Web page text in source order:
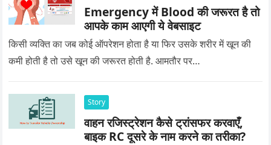
Emergency में Blood की जरूरत है तो
आपके काम आएगी ये वेबसाइट
किसी व्यक्ति का जब कोई ऑपरेशन होता है या फिर उसके शरीर में खून की
कमी होती है तो उसे खून की जरूरत होती है. आमतौर पर…
Story
वाहन रजिस्ट्रेशन कैसे ट्रांसफर करवाएँ,
बाइक RC दूसरे के नाम करने का तरीका?